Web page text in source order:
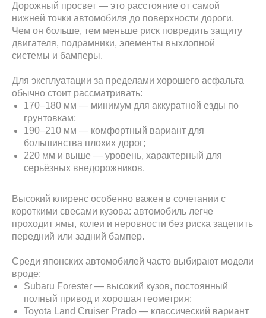
Дорожный просвет — это расстояние от самой
нижней точки автомобиля до поверхности дороги.
Чем он больше, тем меньше риск повредить защиту
двигателя, подрамники, элементы выхлопной
системы и бамперы.
Для эксплуатации за пределами хорошего асфальта
обычно стоит рассматривать:
170–180 мм — минимум для аккуратной езды по
грунтовкам;
190–210 мм — комфортный вариант для
большинства плохих дорог;
220 мм и выше — уровень, характерный для
серьёзных внедорожников.
Высокий клиренс особенно важен в сочетании с
короткими свесами кузова: автомобиль легче
проходит ямы, колеи и неровности без риска зацепить
передний или задний бампер.
Среди японских автомобилей часто выбирают модели
вроде:
Subaru Forester — высокий кузов, постоянный
полный привод и хорошая геометрия;
Toyota Land Cruiser Prado — классический вариант